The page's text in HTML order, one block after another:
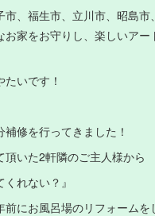
、福生市、立川市、昭島
家をお守りし、楽しいア
たいです！
修を行ってきました！
いた2軒隣のご主人様から
れない？』
前にお風呂場のリフォーム